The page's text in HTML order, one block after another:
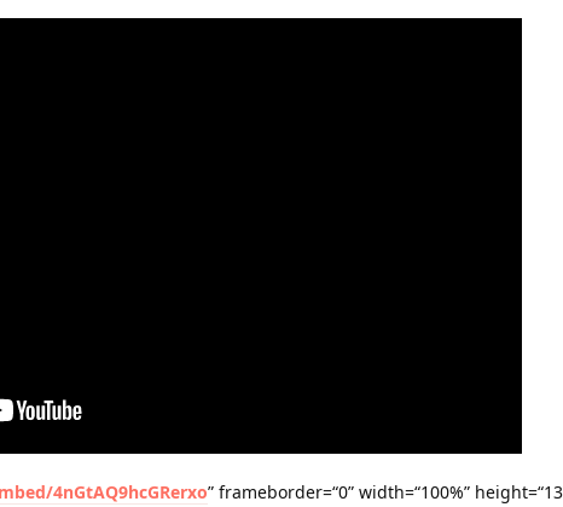
4nGtAQ9hcGRerxo” frameborder=“0” width=“100%”